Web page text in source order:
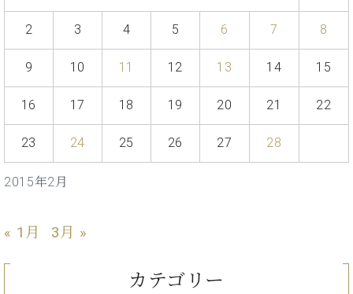
ミ
ホ
フ
内
お
合
2015年2月
2 3 4 5 6 7 8
9 10 11 12 13 14 15
16 17 18 19 20 21 22
23 24 25 26 27 28
« 1月 3月 »
カテゴリー